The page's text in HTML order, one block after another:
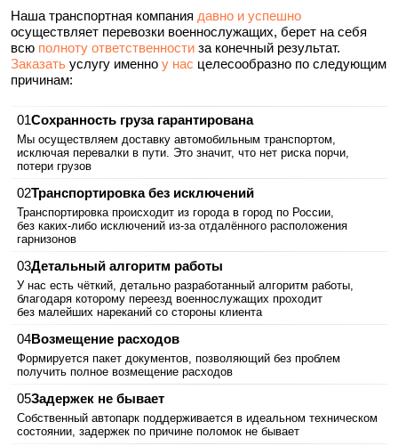
Наша транспортная компания давно и успешно
осуществляет перевозки военнослужащих, берет на себя
всю полноту ответственности за конечный результат.
Заказать услугу именно у нас целесообразно по следующим
причинам:
Сохранность груза гарантирована
Мы осуществляем доставку автомобильным транспортом,
исключая перевалки в пути. Это значит, что нет риска порчи,
потери грузов
Транспортировка без исключений
Транспортировка происходит из города в город по России,
без каких‑либо исключений из-за отдалённого расположения
гарнизонов
Детальный алгоритм работы
У нас есть чёткий, детально разработанный алгоритм работы,
благодаря которому переезд военнослужащих проходит
без малейших нареканий со стороны клиента
Возмещение расходов
Формируется пакет документов, позволяющий без проблем
получить полное возмещение расходов
Задержек не бывает
Собственный автопарк поддерживается в идеальном техническом
состоянии, задержек по причине поломок не бывает